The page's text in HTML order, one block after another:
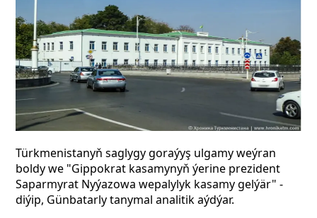
Türkmenistanyň saglygy goraýyş ulgamy weýran
boldy we "Gippokrat kasamynyň ýerine prezident
Saparmyrat Nyýazowa wepalylyk kasamy gelýär" -
diýip, Günbatarly tanymal analitik aýdýar.